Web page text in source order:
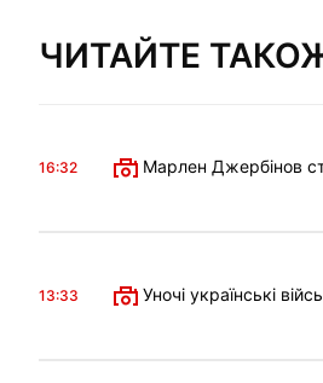
ЧИТАЙТЕ
16:32 Марлен Джербінов
13:33 Уночі українські